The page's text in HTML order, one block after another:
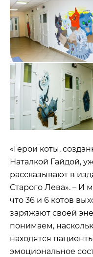
«Герои коты,
Наталкой Гайдой,
рассказывают в
Старого Лева». – И
что 36 и 6 котов
заряжают своей
понимаем,
находятся
эмоциональное